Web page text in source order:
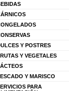
Y POSTRES
Y VEGETALES
Y MARISCO
PARA